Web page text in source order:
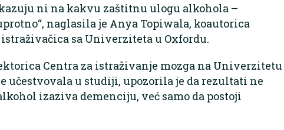
ni na kakvu zaštitnu ulogu alkohola –
naglasila je Anya Topiwala, koautorica
sa Univerziteta u Oxfordu.
Centra za istraživanje mozga na Univerzitetu
učestvovala u studiji, upozorila je da rezultati ne
izaziva demenciju, već samo da postoji